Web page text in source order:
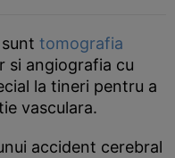
tomografia
si angiografia cu
la tineri pentru a
vasculara.
accident cerebral